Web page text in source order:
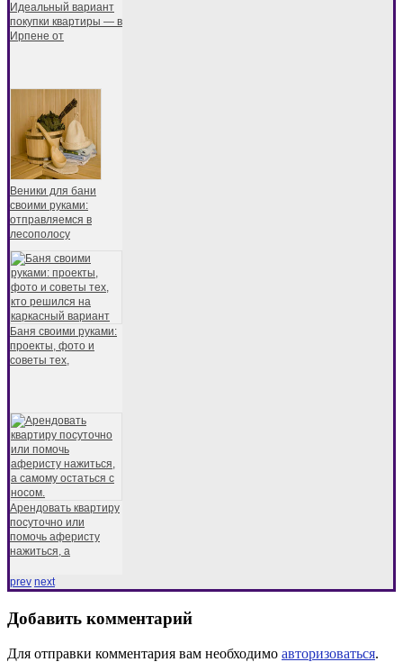
Идеальный вариант
покупки квартиры — в
Ирпене от
Веники для бани
своими руками:
отправляемся в
лесополосу
Баня своими руками:
проекты, фото и
советы тех,
Арендовать квартиру
посуточно или
помочь аферисту
нажиться, а
prev next
Добавить комментарий
Для отправки комментария вам необходимо авторизоваться.